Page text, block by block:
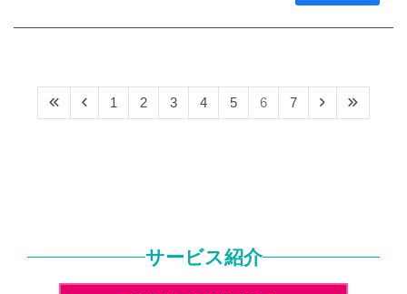
1 2 3 4 5 6 7
サービス紹介